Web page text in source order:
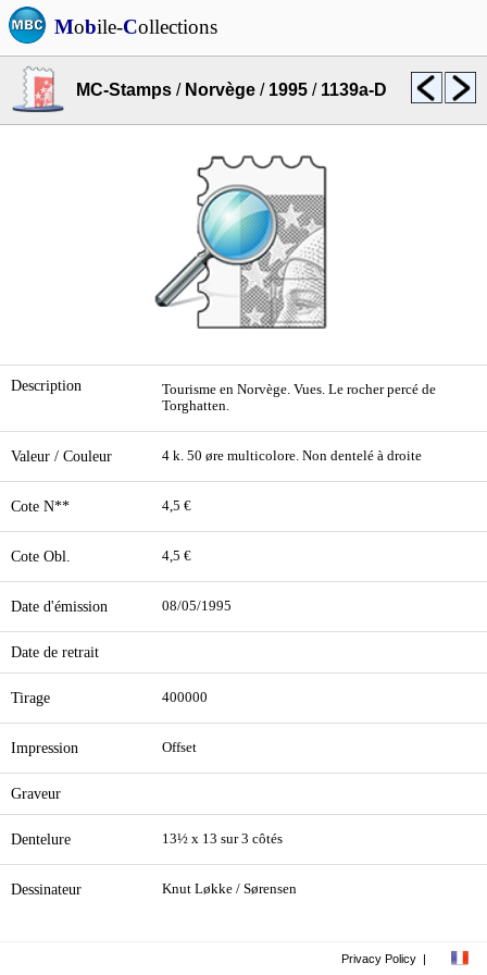
Mobile-Collections
MC-Stamps / Norvège / 1995 / 1139a-D
Description
Tourisme en Norvège. Vues. Le rocher percé de
Torghatten.
Valeur / Couleur 4 k. 50 øre multicolore. Non dentelé à droite
Cote N** 4,5 €
Cote Obl. 4,5 €
Date d'émission 08/05/1995
Date de retrait
Tirage 400000
Impression Offset
Graveur
Dentelure 13½ x 13 sur 3 côtés
Dessinateur Knut Løkke / Sørensen
Privacy Policy |